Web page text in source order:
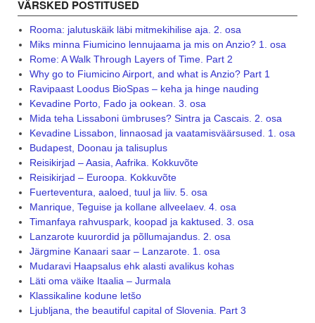
VÄRSKED POSTITUSED
Rooma: jalutuskäik läbi mitmekihilise aja. 2. osa
Miks minna Fiumicino lennujaama ja mis on Anzio? 1. osa
Rome: A Walk Through Layers of Time. Part 2
Why go to Fiumicino Airport, and what is Anzio? Part 1
Ravipaast Loodus BioSpas – keha ja hinge nauding
Kevadine Porto, Fado ja ookean. 3. osa
Mida teha Lissaboni ümbruses? Sintra ja Cascais. 2. osa
Kevadine Lissabon, linnaosad ja vaatamisväärsused. 1. osa
Budapest, Doonau ja talisuplus
Reisikirjad – Aasia, Aafrika. Kokkuvõte
Reisikirjad – Euroopa. Kokkuvõte
Fuerteventura, aaloed, tuul ja liiv. 5. osa
Manrique, Teguise ja kollane allveelaev. 4. osa
Timanfaya rahvuspark, koopad ja kaktused. 3. osa
Lanzarote kuurordid ja põllumajandus. 2. osa
Järgmine Kanaari saar – Lanzarote. 1. osa
Mudaravi Haapsalus ehk alasti avalikus kohas
Läti oma väike Itaalia – Jurmala
Klassikaline kodune letšo
Ljubljana, the beautiful capital of Slovenia. Part 3